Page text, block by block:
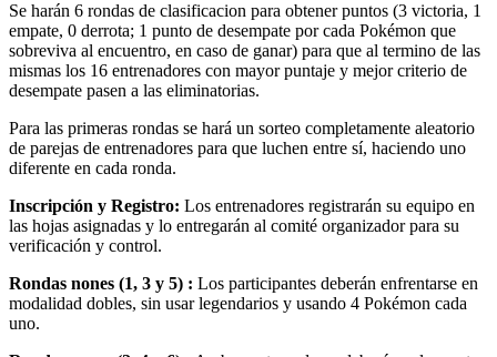
Se harán 6 rondas de clasificacion para obtener puntos (3 victoria, 1
empate, 0 derrota; 1 punto de desempate por cada Pokémon que
sobreviva al encuentro, en caso de ganar) para que al termino de las
mismas los 16 entrenadores con mayor puntaje y mejor criterio de
desempate pasen a las eliminatorias.
Para las primeras rondas se hará un sorteo completamente aleatorio
de parejas de entrenadores para que luchen entre sí, haciendo uno
diferente en cada ronda.
Inscripción y Registro: Los entrenadores registrarán su equipo en
las hojas asignadas y lo entregarán al comité organizador para su
verificación y control.
Rondas nones (1, 3 y 5) : Los participantes deberán enfrentarse en
modalidad dobles, sin usar legendarios y usando 4 Pokémon cada
uno.